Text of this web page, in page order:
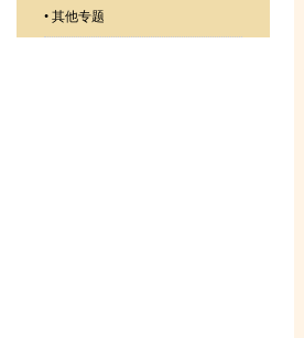
• 其他专题